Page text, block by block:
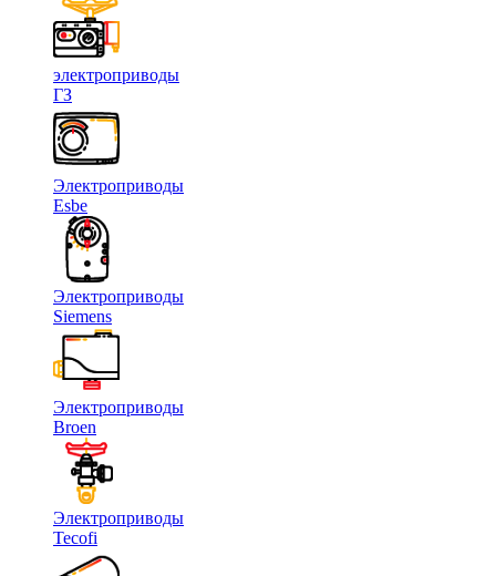
электроприводы
ГЗ
Электроприводы
Esbe
Электроприводы
Siemens
Электроприводы
Broen
Электроприводы
Tecofi